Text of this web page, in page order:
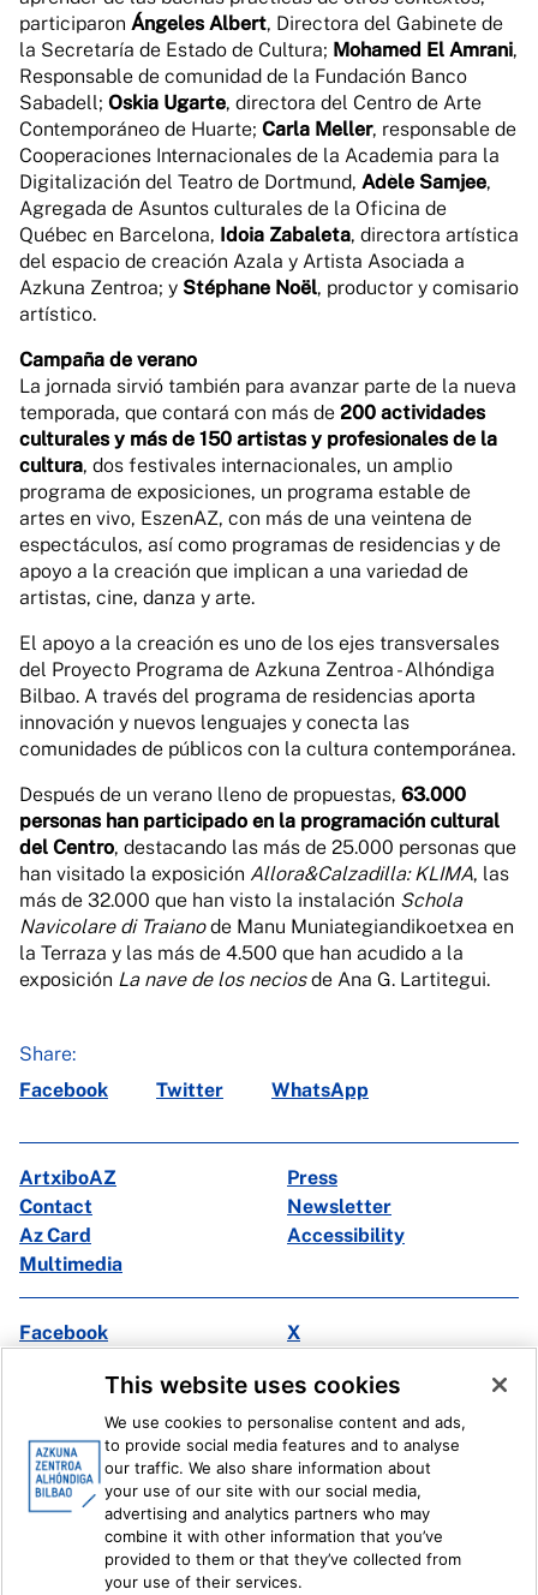
participaron Ángeles Albert, Directora del Gabinete de
la Secretaría de Estado de Cultura; Mohamed El Amrani,
Responsable de comunidad de la Fundación Banco
Sabadell; Oskia Ugarte, directora del Centro de Arte
Contemporáneo de Huarte; Carla Meller, responsable de
Cooperaciones Internacionales de la Academia para la
Digitalización del Teatro de Dortmund, Adèle Samjee,
Agregada de Asuntos culturales de la Oficina de
Québec en Barcelona, Idoia Zabaleta, directora artística
del espacio de creación Azala y Artista Asociada a
Azkuna Zentroa; y Stéphane Noël, productor y comisario
artístico.
Campaña de verano
La jornada sirvió también para avanzar parte de la nueva
temporada, que contará con más de 200 actividades
culturales y más de 150 artistas y profesionales de la
cultura, dos festivales internacionales, un amplio
programa de exposiciones, un programa estable de
artes en vivo, EszenAZ, con más de una veintena de
espectáculos, así como programas de residencias y de
apoyo a la creación que implican a una variedad de
artistas, cine, danza y arte.
El apoyo a la creación es uno de los ejes transversales
del Proyecto Programa de Azkuna Zentroa - Alhóndiga
Bilbao. A través del programa de residencias aporta
innovación y nuevos lenguajes y conecta las
comunidades de públicos con la cultura contemporánea.
Después de un verano lleno de propuestas, 63.000
personas han participado en la programación cultural
del Centro, destacando las más de 25.000 personas que
han visitado la exposición Allora&Calzadilla: KLIMA, las
más de 32.000 que han visto la instalación Schola
Navicolare di Traianode Manu Muniategiandikoetxea en
la Terraza y las más de 4.500 que han acudido a la
exposición La nave de los neciosde Ana G. Lartitegui.
Share:
Facebook
Twitter WhatsApp
ArtxiboAZ
Press
Contact
Newsletter
Az Card
Accessibility
Multimedia
Facebook
X
Ivoox
Legal information Internal Reporting System
This website uses cookies
We use cookies to personalise content and ads,
to provide social media features and to analyse
our traffic. We also share information about
your use of our site with our social media,
advertising and analytics partners who may
combine it with other information that you’ve
provided to them or that they’ve collected from
your use of their services.